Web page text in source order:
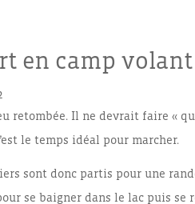
en camp volant
retombée. Il ne devrait faire «
le temps idéal pour marcher.
sont donc partis pour une
se baigner dans le lac puis se